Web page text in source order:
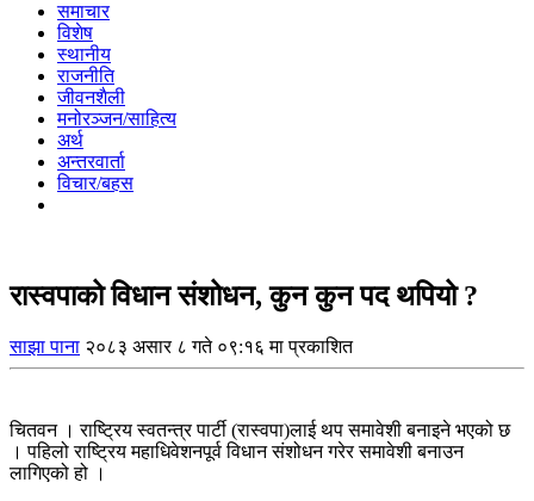
समाचार
विशेष
स्थानीय
राजनीति
जीवनशैली
मनोरञ्जन/साहित्य
अर्थ
अन्तरवार्ता
विचार/बहस
रास्वपाको विधान संशोधन, कुन कुन पद थपियो ?
साझा पाना २०८३ असार ८ गते ०९:१६ मा प्रकाशित
चितवन । राष्ट्रिय स्वतन्त्र पार्टी (रास्वपा)लाई थप समावेशी बनाइने भएको छ
। पहिलो राष्ट्रिय महाधिवेशनपूर्व विधान संशोधन गरेर समावेशी बनाउन
लागिएको हो ।